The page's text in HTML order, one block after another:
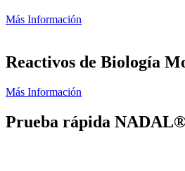
Más Información
Reactivos de Biología
Más Información
Prueba rápida